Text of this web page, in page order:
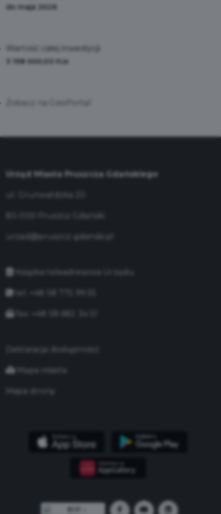
do maja 2026
Wartość całej inwestycji:
3 198 000,00
Urząd Miasta Pruszcza Gdańskiego
urzad@pruszcz-gdanski.pl
Książka teleadresowa Urzędu
Deklaracja dostępności
Mapa miasta
Mapa strony